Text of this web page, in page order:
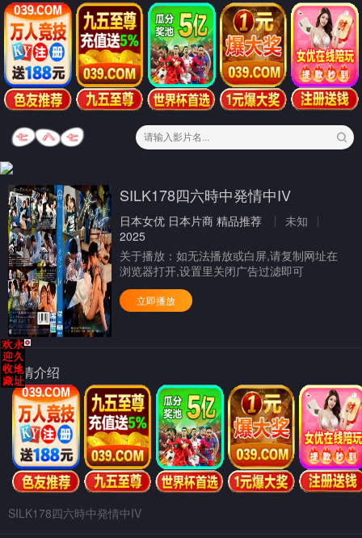
SILK178四六時中発情中IV
日本女优 日本片商 精品推荐
未知
2025
关于播放： 如无法播放或白屏,请复制网址在
浏览器打开,设置里关闭广告过滤即可
立即播放
剧情介绍
SILK178四六時中発情中IV